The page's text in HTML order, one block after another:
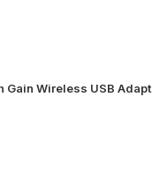
Gain Wireless USB